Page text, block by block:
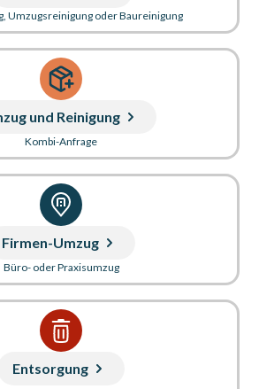
Umzugsreinigung oder Baureinigung
und Reinigung
Kombi-Anfrage
Firmen-Umzug
Büro- oder Praxisumzug
Entsorgung